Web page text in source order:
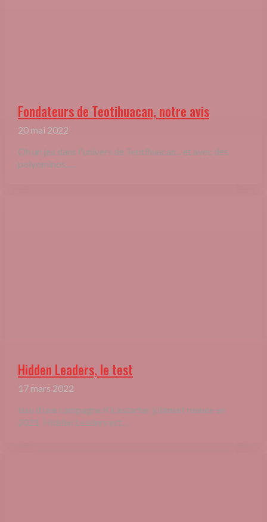
Fondateurs de Teotihuacan, notre avis
20 mai 2022
Oh un jeu dans l'univers de Teotihuacan... et avec des
polyominos......
Hidden Leaders, le test
17 mars 2022
Issu d’une campagne Kickstarter joliment menée en
2021, Hidden Leaders est...